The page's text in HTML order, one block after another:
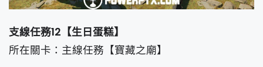
支線任務12【生日蛋糕】
所在關卡：主線任務【寶藏之廟】